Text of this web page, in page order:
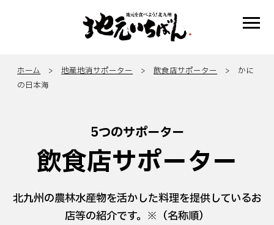
ホーム >地産地消サポーター >飲食店サポーター
> かに
の日本海
5つのサポーター
飲食店サポーター
北九州の農林水産物を活かした料理を提供しているお
店等の紹介です。※（名称順）